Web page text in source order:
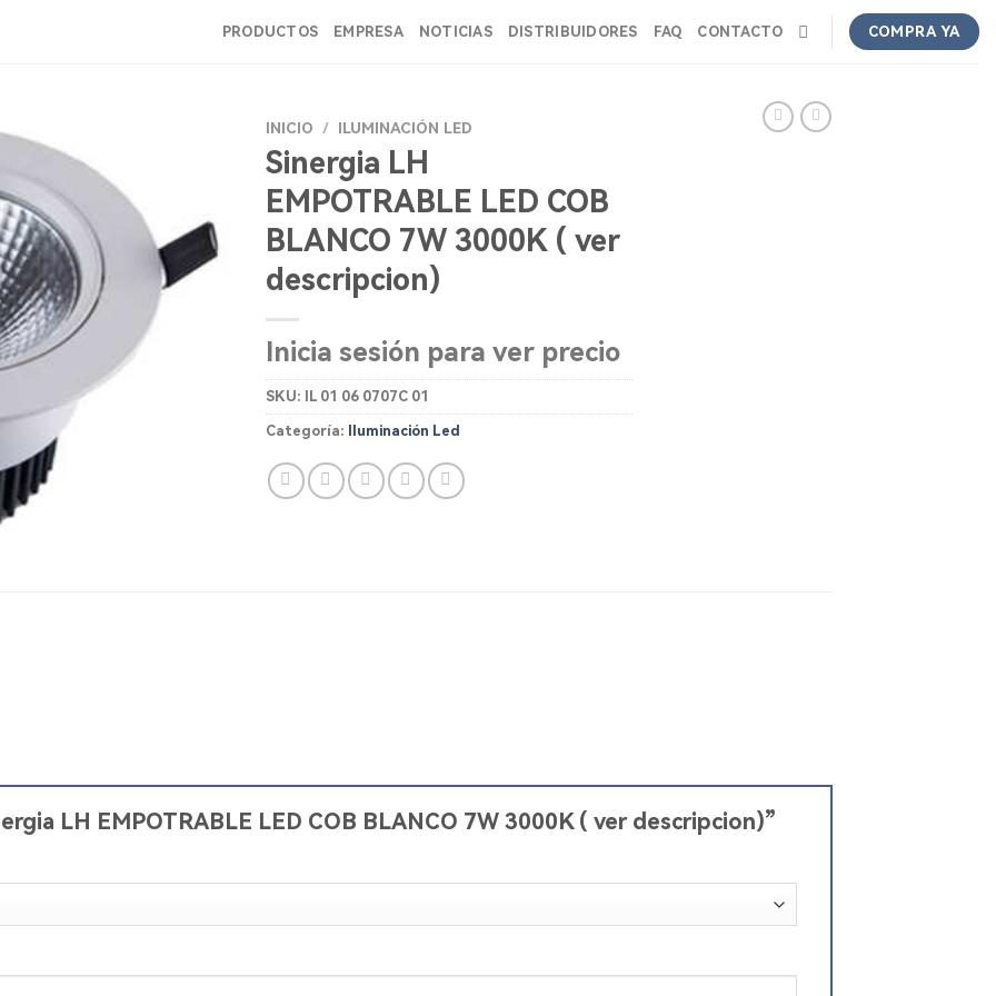
PRODUCTOS EMPRESA NOTICIAS DISTRIBUIDORES FAQ CONTACTO COMPRA YA
INICIO / ILUMINACIÓN LED
Sinergia LH
EMPOTRABLE LED COB
BLANCO 7W 3000K ( ver
descripcion)
Inicia sesión para ver precio
SKU: IL 01 06 0707C 01
Categoría: Iluminación Led
LH EMPOTRABLE LED COB BLANCO 7W 3000K ( ver descripcion)”